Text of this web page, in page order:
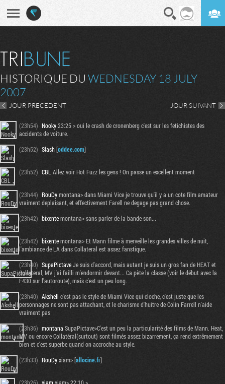
HISTORIQUE DU WEDNESDAY 18 JULY
2007
JOUR PRECEDENT JOUR SUIVANT
(23h54) Nooky23:25 > oui le crash de cronenberg c'est sur les fetichistes des
accidents de voiture.
(23h52) Slash[oddee.com]
(23h52) CBL Allez voir Hot Fuzz les gens ! On passe un excellent moment
(23h44) RouDymontana> dans Miami Vice je trouve qu'il y a un cote film amateur
vraiment deplaisant, et effectivement Farell ne degage pas grand chose.
(23h42) bixentemontana> sans parler de la bande son...
(23h42) bixentemontana> Et Mann filme à merveille les grandes villes de nuit,
l'ambiance de LA dans Collateral est assez fanstique.
(23h40) SupaPictaveJe suis d'accord, mais autant je suis un gros fan de HEAT et
Collateral, MV j'ai failli m'endormir devant... Ca pète la classe (voir le début avec la
F430 sur l'autoroute), mais c'est un peu long.
(23h40) Akshell c'est pas le style de Miami Vice qui cloche, c'est juste que les
personnages ne sont pas attachant, et le charisme d'huitre de Colin Farrell n'aide
vraiment pas
(23h36) montana SupaPictave>C'est un peu la particularité des films de Mann. Heat,
MV ou encore Collatéral(surtout) sont filmés assez bizarrement, ça rend extrêmement
bien et c'est superbe quand on accroche au style.
(23h33) RouDyxiam> [allocine.fr]